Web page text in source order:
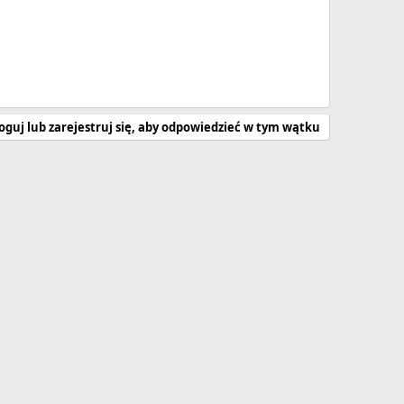
lub zarejestruj się, aby odpowiedzieć w tym wątku